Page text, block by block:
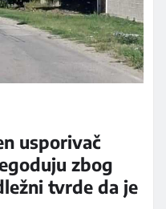
usporivač
zbog
tvrde da je